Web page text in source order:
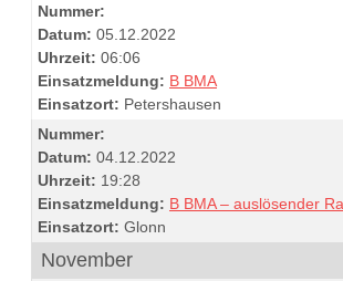
Nummer:
Datum: 05.12.2022
Uhrzeit: 06:06
Einsatzmeldung: B BMA
Einsatzort: Petershausen
Nummer:
Datum: 04.12.2022
Uhrzeit: 19:28
Einsatzmeldung: B BMA – auslösender
Einsatzort: Glonn
November